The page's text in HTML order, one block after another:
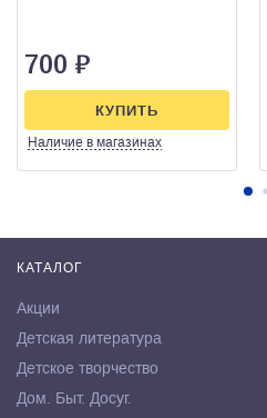
700 ₽
Наличие в магазинах
КУПИТЬ
КАТАЛОГ
Акции
Детская литература
Детское творчество
Дом. Быт. Досуг.